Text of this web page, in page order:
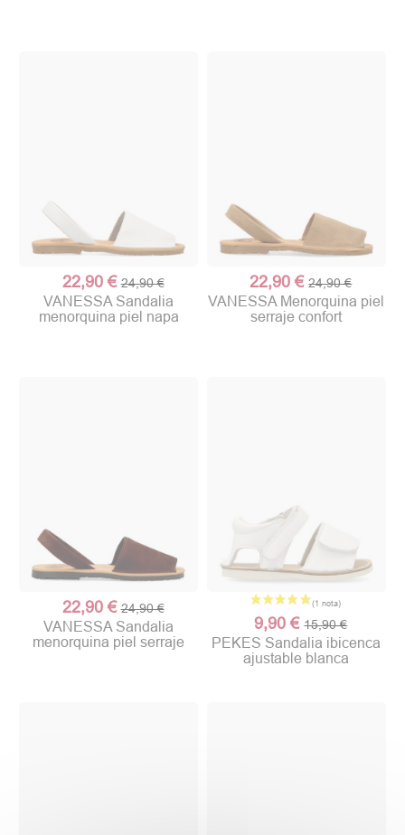
22,90 € 24,90 €
VANESSA Sandalia
menorquina piel napa
22,90 € 24,90 €
VANESSA Menorquina piel
serraje confort
22,90 € 24,90 €
VANESSA Sandalia
menorquina piel serraje
9,90 € 15,90 €
PEKES Sandalia ibicenca
ajustable blanca